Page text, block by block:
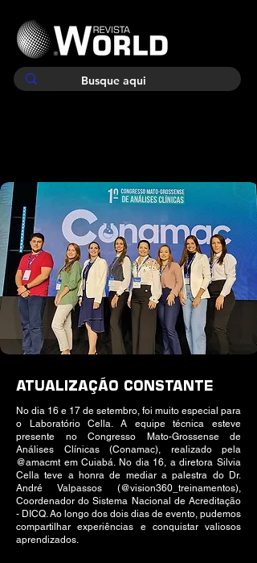
ATUALIZAÇÃO CONSTANTE
No dia 16 e 17 de setembro, foi muito especial para
o Laboratório Cella. A equipe técnica esteve
presente no Congresso Mato-Grossense de
Análises Clínicas (Conamac), realizado pela
@amacmt em Cuiabá. No dia 16, a diretora Silvia
Cella teve a honra de mediar a palestra do Dr.
André Valpassos (@vision360_treinamentos),
Coordenador do Sistema Nacional de Acreditação
- DICQ. Ao longo dos dois dias de evento, pudemos
compartilhar experiências e conquistar valiosos
aprendizados.